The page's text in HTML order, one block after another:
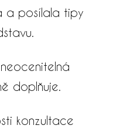
a posílala tipy
doplňuje.
konzultace